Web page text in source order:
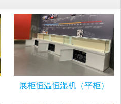
展柜恒温恒湿机（平柜）